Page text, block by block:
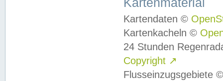
Kartendaten ©
Kartenkacheln ©
24 Stunden
Copyright ↗
Flusseinzugsgebiete